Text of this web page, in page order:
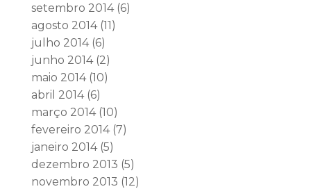
setembro 2014(6)
agosto 2014(11)
julho 2014(6)
junho 2014(2)
maio 2014(10)
abril 2014(6)
março 2014(10)
fevereiro 2014(7)
janeiro 2014(5)
dezembro 2013 (5)
novembro 2013 (12)